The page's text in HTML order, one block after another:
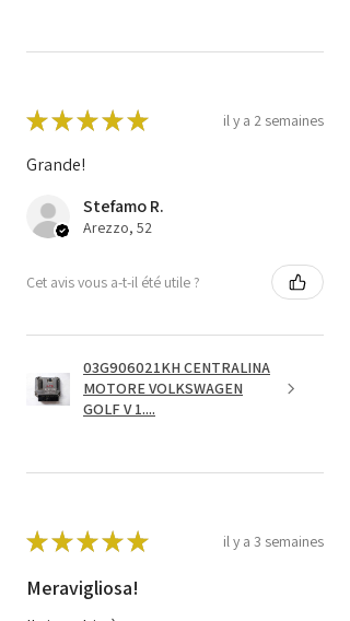
★★★★★ il y a 2 semaines
Grande!
Stefamo R.
Arezzo, 52
Cet avis vous a-t-il été utile ?
03G906021KH CENTRALINA
MOTORE VOLKSWAGEN
GOLF V 1....
★★★★★ il y a 3 semaines
Meravigliosa!